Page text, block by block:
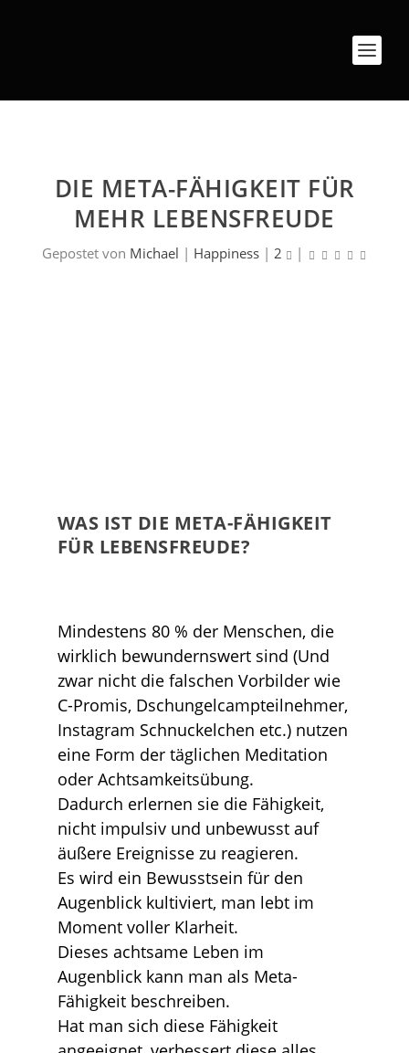
DIE META-FÄHIGKEIT FÜR
MEHR LEBENSFREUDE
Gepostet von Michael | Happiness | 2 |
WAS IST DIE META-FÄHIGKEIT
FÜR LEBENSFREUDE?
Mindestens 80 % der Menschen, die
wirklich bewundernswert sind (Und
zwar nicht die falschen Vorbilder wie
C-Promis, Dschungelcampteilnehmer,
Instagram Schnuckelchen etc.) nutzen
eine Form der täglichen Meditation
oder Achtsamkeitsübung.
Dadurch erlernen sie die Fähigkeit,
nicht impulsiv und unbewusst auf
äußere Ereignisse zu reagieren.
Es wird ein Bewusstsein für den
Augenblick kultiviert, man lebt im
Moment voller Klarheit.
Dieses achtsame Leben im
Augenblick kann man als Meta-
Fähigkeit beschreiben.
Hat man sich diese Fähigkeit